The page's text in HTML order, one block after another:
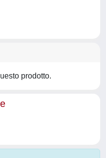
prodotto.